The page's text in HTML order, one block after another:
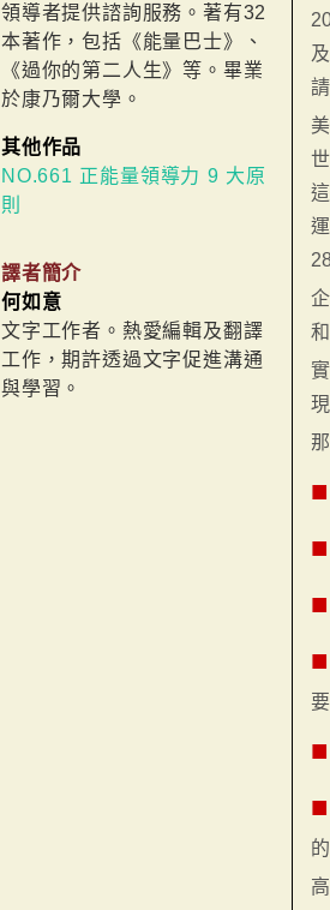
領導者提供諮詢服務。著有32
本著作，包括《能量巴士》、
《過你的第二人生》等。畢業
於康乃爾大學。
其他作品
NO.661 正能量領導力 9 大原
則
譯者簡介
何如意
文字工作者。熱愛編輯及翻譯
工作，期許透過文字促進溝通
與學習。
■
■
■
■
■
■